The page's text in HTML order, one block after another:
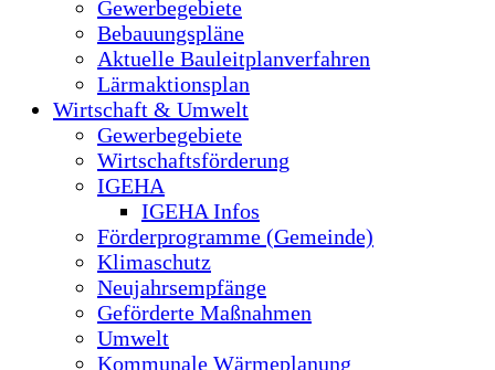
Gewerbegebiete
Bebauungspläne
Aktuelle Bauleitplanverfahren
Lärmaktionsplan
Wirtschaft & Umwelt
Gewerbegebiete
Wirtschaftsförderung
IGEHA
IGEHA Infos
Förderprogramme (Gemeinde)
Klimaschutz
Neujahrsempfänge
Geförderte Maßnahmen
Umwelt
Kommunale Wärmeplanung